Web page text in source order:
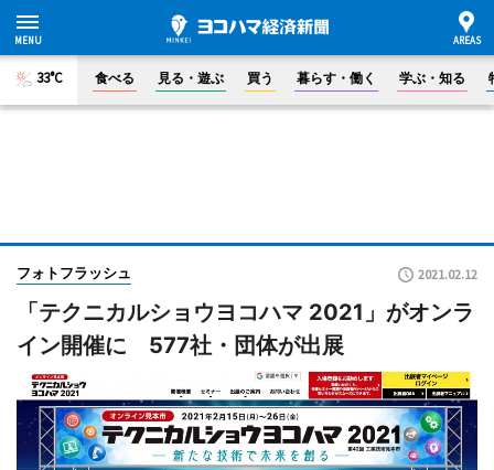
33°C 食べる 見る・遊ぶ 買う 暮らす・働く 学ぶ・知る
フォトフラッシュ 2021.02.12
「テクニカルショウヨコハマ 2021」がオンラ
イン開催に 577社・団体が出展